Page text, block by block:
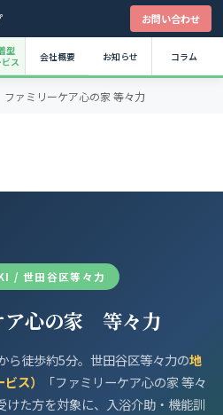
お問い合わせ
型
ス
会社概要 お知らせ コラム
ファミリーケア心の家 等々力
/ 世田谷区等々力
ア心の家 等々力
ら徒歩約5分。世田谷区等々力の地
ス）
「ファミリーケア心の家 等々
けた方を対象に、入浴介助・機能訓